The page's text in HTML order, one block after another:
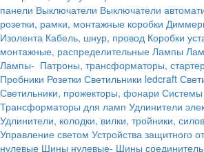
панели Выключатели Выключатели
розетки, рамки, монтажные коробки
Изолента Кабель, шнур, провод Коробки
монтажные, распределительные Лампы
Лампы- Патроны, трансформаторы,
Пробники Розетки Светильники ledcraft
Светильники, прожекторы, фонари Системы
Трансформаторы для ламп Удлинители
Удлинители, колодки, вилки, тройники,
Управление светом Устройства защитного
нулевые Шины нулевые- Шины